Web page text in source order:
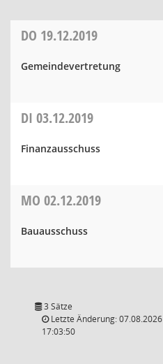
DO 19.12.2019
Gemeindevertretung
DI 03.12.2019
Finanzausschuss
MO 02.12.2019
Bauausschuss
3 Sätze
Letzte Änderung: 07.08.2026
17:03:50